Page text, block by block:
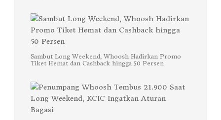
Sambut Long Weekend, Whoosh Hadirkan Promo
Tiket Hemat dan Cashback hingga 50 Persen